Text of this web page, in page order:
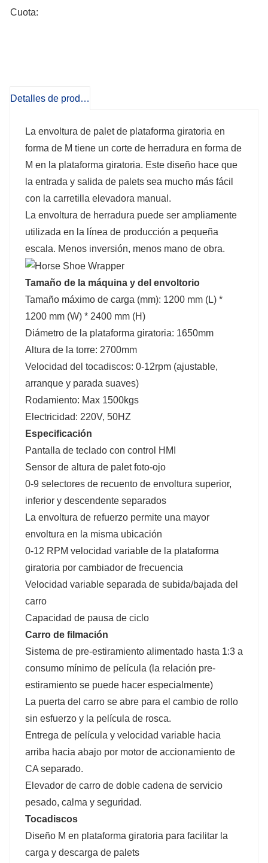
inversión, menos mano de obra.
Cuota:
Detalles de producto
La envoltura de palet de plataforma giratoria en
forma de M tiene un corte de herradura en forma de
M en la plataforma giratoria. Este diseño hace que
la entrada y salida de palets sea mucho más fácil
con la carretilla elevadora manual.
La envoltura de herradura puede ser ampliamente
utilizada en la línea de producción a pequeña
escala. Menos inversión, menos mano de obra.
Tamaño de la máquina y del envoltorio
Tamaño máximo de carga (mm): 1200 mm (L) *
1200 mm (W) * 2400 mm (H)
Diámetro de la plataforma giratoria: 1650mm
Altura de la torre: 2700mm
Velocidad del tocadiscos: 0-12rpm (ajustable,
arranque y parada suaves)
Rodamiento: Max 1500kgs
Electricidad: 220V, 50HZ
Especificación
Pantalla de teclado con control HMI
Sensor de altura de palet foto-ojo
0-9 selectores de recuento de envoltura superior,
inferior y descendente separados
La envoltura de refuerzo permite una mayor
envoltura en la misma ubicación
0-12 RPM velocidad variable de la plataforma
giratoria por cambiador de frecuencia
Velocidad variable separada de subida/bajada del
carro
Capacidad de pausa de ciclo
Carro de filmación
Sistema de pre-estiramiento alimentado hasta 1:3 a
consumo mínimo de película (la relación pre-
estiramiento se puede hacer especialmente)
La puerta del carro se abre para el cambio de rollo
sin esfuerzo y la película de rosca.
Entrega de película y velocidad variable hacia
arriba hacia abajo por motor de accionamiento de
CA separado.
Elevador de carro de doble cadena de servicio
pesado, calma y seguridad.
Tocadiscos
Diseño M en plataforma giratoria para facilitar la
carga y descarga de palets